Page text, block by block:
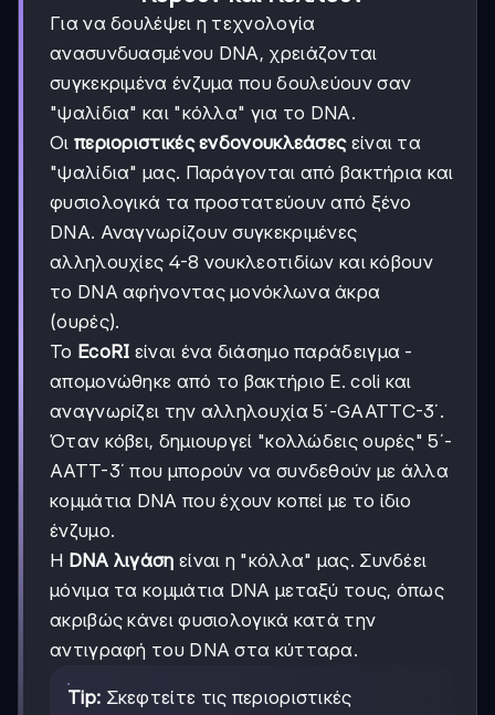
Για να δουλέψει η τεχνολογία
ανασυνδυασμένου DNA, χρειάζονται
συγκεκριμένα ένζυμα που δουλεύουν σαν
"ψαλίδια" και "κόλλα" για το DNA.
Οι περιοριστικές ενδονουκλεάσεςείναι τα
"ψαλίδια" μας. Παράγονται από βακτήρια και
φυσιολογικά τα προστατεύουν από ξένο
DNA. Αναγνωρίζουν συγκεκριμένες
αλληλουχίες 4-8 νουκλεοτιδίων και κόβουν
το DNA αφήνοντας μονόκλωνα άκρα
(ουρές).
Το EcoRI είναι ένα διάσημο παράδειγμα -
απομονώθηκε από το βακτήριο E. coli και
αναγνωρίζει την αλληλουχία 5΄-GAATTC-3΄.
Όταν κόβει, δημιουργεί "κολλώδεις ουρές" 5΄-
AATT-3΄ που μπορούν να συνδεθούν με άλλα
κομμάτια DNA που έχουν κοπεί με το ίδιο
ένζυμο.
Η DNA λιγάση είναι η "κόλλα" μας. Συνδέει
μόνιμα τα κομμάτια DNA μεταξύ τους, όπως
ακριβώς κάνει φυσιολογικά κατά την
αντιγραφή του DNA στα κύτταρα.
Tip: Σκεφτείτε τις περιοριστικές